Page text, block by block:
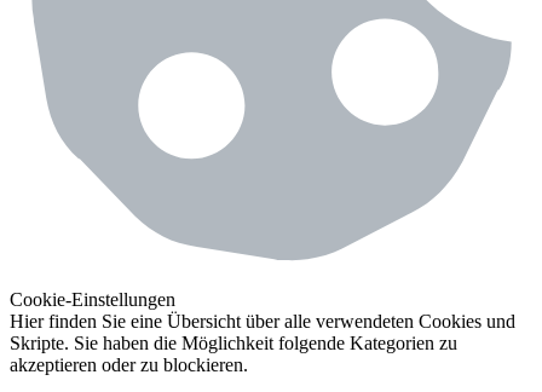
Cookie-Einstellungen
Hier finden Sie eine Übersicht über alle verwendeten Cookies und
Skripte. Sie haben die Möglichkeit folgende Kategorien zu
akzeptieren oder zu blockieren.